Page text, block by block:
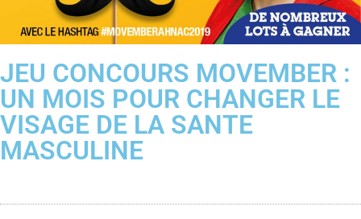
JEU CONCOURS MOVEMBER :
UN MOIS POUR CHANGER LE
VISAGE DE LA SANTE
MASCULINE